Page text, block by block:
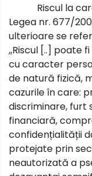
Riscul la
Legea nr. 677/
ulterioare se
,,Riscul [..] poate
cu caracter
de natură fizică,
cazurile în care:
discriminare, furt
financiară,
confidențialității
protejate prin
neautorizată a